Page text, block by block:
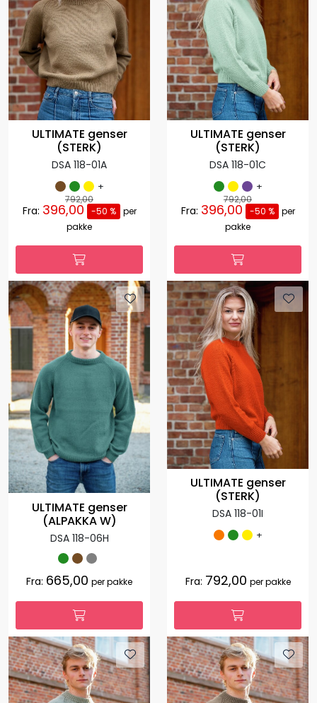
ULTIMATE genser
(STERK)
DSA 118-01A
+
792,00
Fra: 396,00 -50 %
per
pakke
ULTIMATE genser
(STERK)
DSA 118-01C
+
792,00
Fra: 396,00 -50 %
per
pakke
ULTIMATE genser
(ALPAKKA W)
DSA 118-06H
Fra: 665,00 per pakke
ULTIMATE genser
(STERK)
DSA 118-01I
+
Fra: 792,00 per pakke